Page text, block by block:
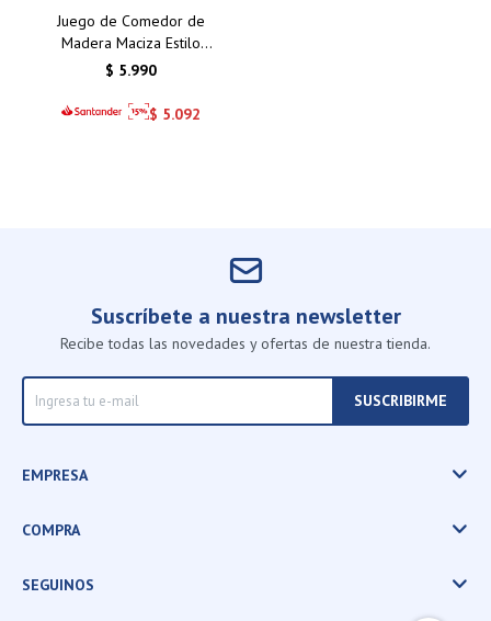
Juego de Comedor de
Madera Maciza Estilo
Mexicano con 4 Sillas –
para tu Hogar
$ 5.990
$ 5.092
Suscríbete a nuestra newsletter
Recibe todas las novedades y ofertas de nuestra tienda.
SUSCRIBIRME
EMPRESA
COMPRA
SEGUINOS